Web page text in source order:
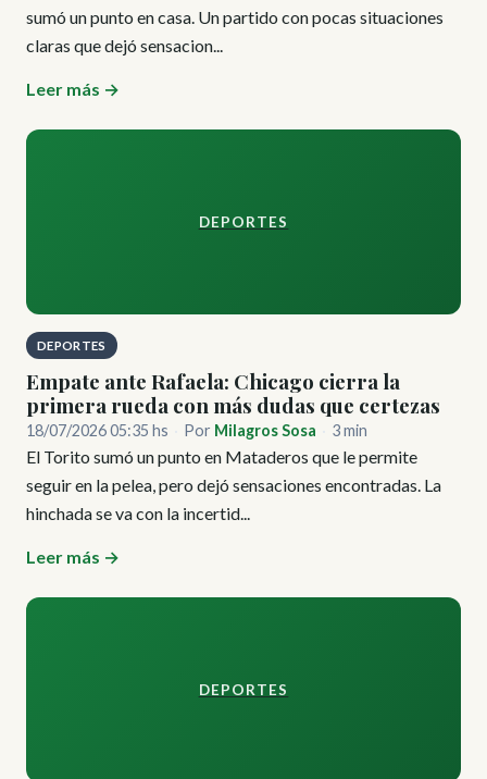
sumó un punto en casa. Un partido con pocas situaciones
claras que dejó sensacion...
Leer más →
DEPORTES
DEPORTES
Empate ante Rafaela: Chicago cierra la
primera rueda con más dudas que certezas
18/07/2026 05:35 hs Por Milagros Sosa 3 min
El Torito sumó un punto en Mataderos que le permite
seguir en la pelea, pero dejó sensaciones encontradas. La
hinchada se va con la incertid...
Leer más →
DEPORTES